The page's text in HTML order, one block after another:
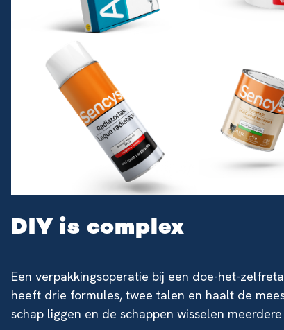
DIY is complex
Een verpakkingsoperatie bij een doe-het-
heeft drie formules, twee talen en haalt de
schap liggen en de schappen wisselen